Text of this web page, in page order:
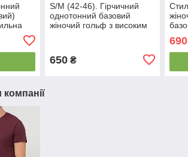
S/M (42-46). Гірчичний
однотонний базовий
жіночий гольф з високим
650₴
690
компанії